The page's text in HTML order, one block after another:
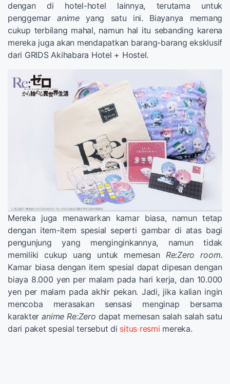
dengan di hotel-hotel lainnya, terutama untuk
penggemaranimeyang satu ini. Biayanya memang
cukup terbilang mahal, namun hal itu sebanding karena
mereka juga akan mendapatkan barang-barang eksklusif
dari GRIDS Akihabara Hotel + Hostel.
Mereka juga menawarkan kamar biasa, namun tetap
dengan item-item spesial seperti gambar di atas bagi
pengunjung yang menginginkannya, namun tidak
memiliki cukup uang untuk memesan Re:Zero room.
Kamar biasa dengan item spesial dapat dipesan dengan
biaya 8.000 yen per malam pada hari kerja, dan 10.000
yen per malam pada akhir pekan. Jadi, jika kalian ingin
mencoba merasakan sensasi menginap bersama
karakteranime Re:Zero dapat memesan salah salah satu
dari paket spesial tersebut di situs resmi mereka.